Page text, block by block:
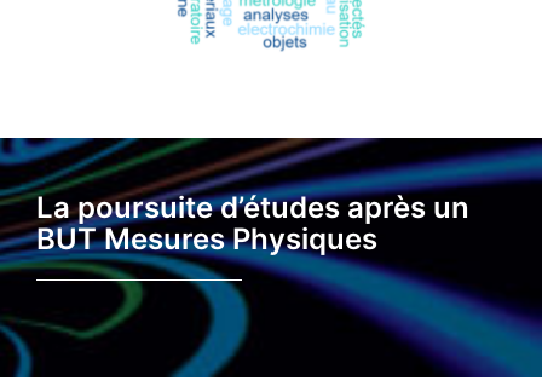
La poursuite d’études après un
BUT Mesures Physiques